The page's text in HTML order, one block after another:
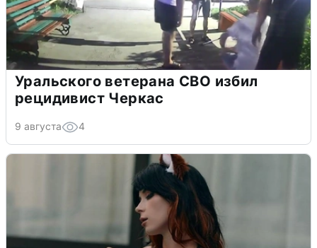
Уральского ветерана СВО избил
рецидивист Черкас
9 августа 4